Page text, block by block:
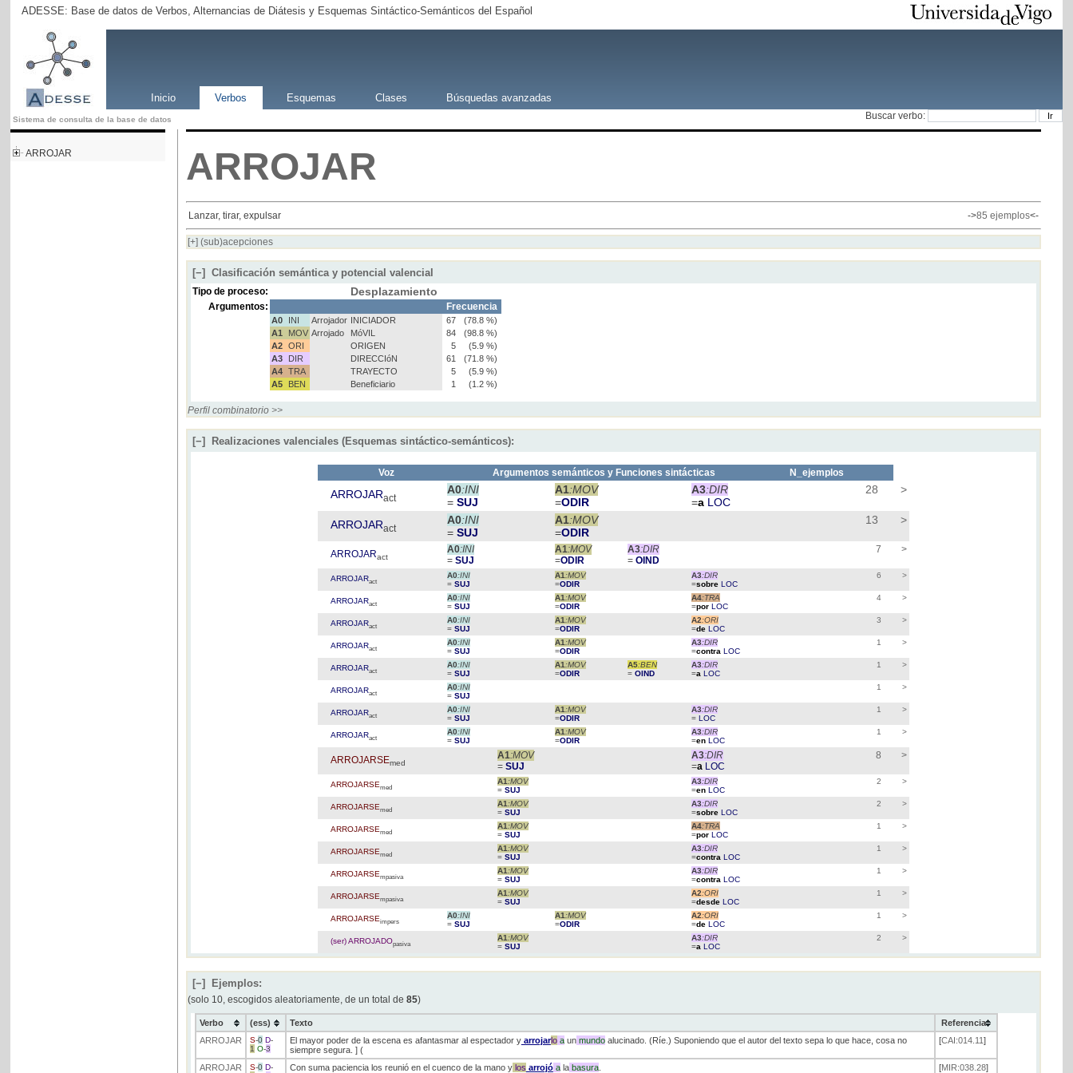
ADESSE: Base de datos de Verbos, Alternancias de Diátesis y Esquemas Sintáctico-Semánticos del Español
Inicio Verbos Esquemas Clases Búsquedas avanzadas
Sistema de consulta de la base de datos Buscar verbo:
ARROJAR ARROJAR
Lanzar, tirar, expulsar ->85 ejemplos<-
[+](sub)acepciones
[−] Clasificación semántica y potencial valencial
Tipo de proceso: Desplazamiento
Argumentos: Frecuencia
A0 INI Arrojador INICIADOR 67
(78.8 %)
A1
MOV Arrojado MóVIL 84
(98.8 %)
A2 ORI ORIGEN 5
(5.9 %)
A3
DIR DIRECCIóN 61
(71.8 %)
A4 TRA TRAYECTO 5
(5.9 %)
A5
BEN Beneficiario 1 (1.2 %)
Perfil combinatorio >>
[−] Realizaciones valenciales (Esquemas sintáctico-semánticos):
Voz Argumentos semánticos y Funciones sintácticas N_ejemplos
ARROJARact
A0:INI
= SUJ
A1:MOV
=ODIR
A3:DIR
=a LOC
28 >
ARROJARact
A0:INI
= SUJ
A1:MOV
=ODIR
13 >
ARROJARact
A0:INI
= SUJ
A1:MOV
=ODIR
A3:DIR
= OIND
7 >
ARROJARact
A0:INI
= SUJ
A1 :MOV
=ODIR
A3:DIR
=sobreLOC
6 >
ARROJARact
A0:INI
= SUJ
A1 :MOV
=ODIR
A4:TRA
=porLOC
4 >
ARROJARact
A0:INI
= SUJ
A1 :MOV
=ODIR
A2:ORI
=deLOC
3 >
ARROJARact
A0:INI
= SUJ
A1 :MOV
=ODIR
A3:DIR
=contraLOC
1 >
ARROJARact
A0:INI
= SUJ
A1 :MOV
=ODIR
A5:BEN
= OIND
A3:DIR
=aLOC
1 >
ARROJARact
A0:INI
= SUJ
1 >
ARROJARact
A0:INI
= SUJ
A1 :MOV
=ODIR
A3:DIR
= LOC
1 >
ARROJARact
A0:INI
= SUJ
A1 :MOV
=ODIR
A3:DIR
=enLOC
1 >
ARROJARSEmed
A1:MOV
= SUJ
A3:DIR
=a LOC
8 >
ARROJARSEmed
A1 :MOV
= SUJ
A3:DIR
=enLOC
2 >
ARROJARSEmed
A1 :MOV
= SUJ
A3:DIR
=sobreLOC
2 >
ARROJARSEmed
A1 :MOV
= SUJ
A4:TRA
=porLOC
1 >
ARROJARSEmed
A1 :MOV
= SUJ
A3:DIR
=contraLOC
1 >
ARROJARSEmpasiva
A1 :MOV
= SUJ
A3:DIR
=contraLOC
1 >
ARROJARSEmpasiva
A1 :MOV
= SUJ
A2:ORI
=desdeLOC
1 >
ARROJARSEimpers
A0:INI
= SUJ
A1 :MOV
=ODIR
A2:ORI
=deLOC
1 >
(ser) ARROJADOpasiva
A1 :MOV
= SUJ
A3:DIR
=aLOC
2 >
[−] Ejemplos:
(solo 10, escogidos aleatoriamente, de un total de 85)
Verbo (ess) Texto
Referencia
ARROJAR
S-0 D-
1 O-3
El mayor poder de la escena es afantasmar al espectador yarrojarloaunmundoalucinado. (Ríe.) Suponiendo que el autor del texto sepa lo que hace, cosa no
siempre segura. ] (
[CAI:014.11]
ARROJAR S-0 D-
Con suma paciencia los reunió en el cuenco de la mano ylos arrojóalabasura. [MIR:038.28]